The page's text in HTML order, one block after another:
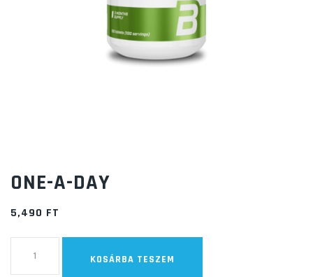
ONE-A-DAY
5,490 FT
KOSÁRBA TESZEM